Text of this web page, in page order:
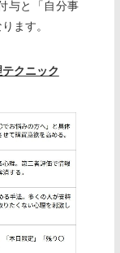
与と「自分事
ます。
クニック